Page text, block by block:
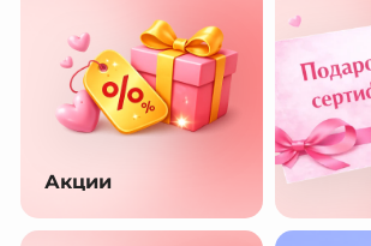
Акции